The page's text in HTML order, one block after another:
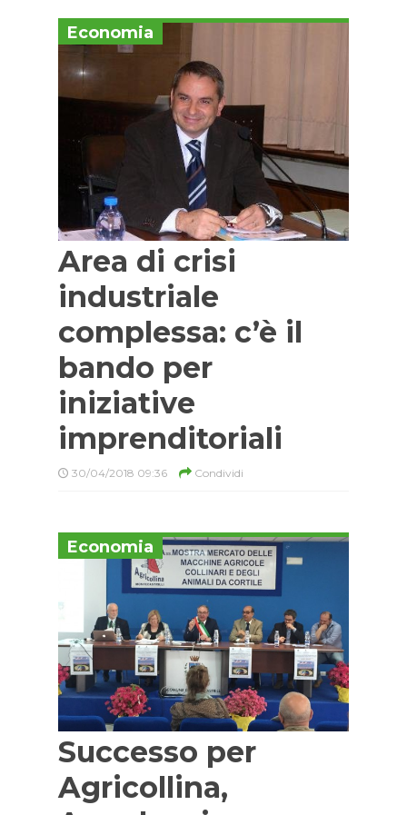
Economia
Area di crisi
industriale
complessa: c’è il
bando per
iniziative
imprenditoriali
30/04/2018 09:36 Condividi
Economia
Successo per
Agricollina,